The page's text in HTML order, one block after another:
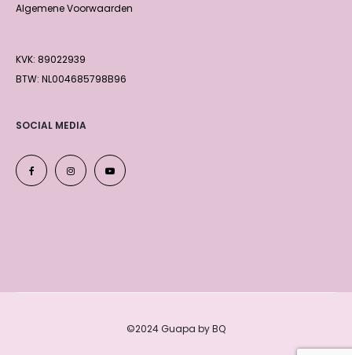
Algemene Voorwaarden
KVK: 89022939
BTW: NL004685798B96
SOCIAL MEDIA
©2024 Guapa by BQ